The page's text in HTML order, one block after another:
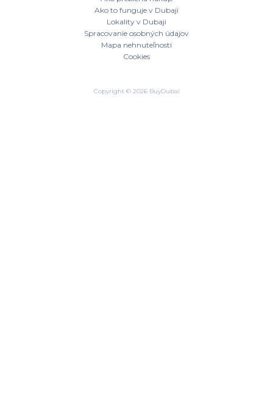
Ako to funguje v Dubaji
Lokality v Dubaji
Spracovanie osobných údajov
Mapa nehnuteľností
Cookies
Copyright © 2026 BuyDubai